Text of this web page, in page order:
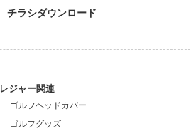
チラシダウンロード
レジャー関連
ゴルフヘッドカバー
ゴルフグッズ